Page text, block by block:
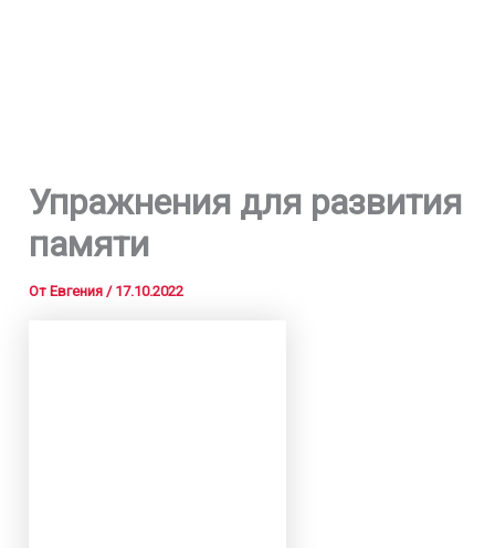
Упражнения для развития
памяти
От Евгения / 17.10.2022